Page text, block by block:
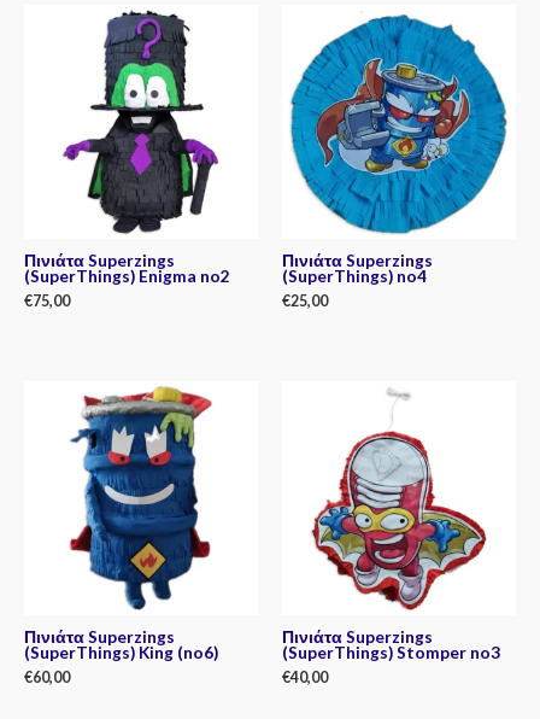
Πινιάτα Superzings
(SuperThings) Enigma no2
€75,00
Πινιάτα Superzings
(SuperThings) no4
€25,00
Πινιάτα Superzings
(SuperThings) King (no6)
€60,00
Πινιάτα Superzings
(SuperThings) Stomper no3
€40,00